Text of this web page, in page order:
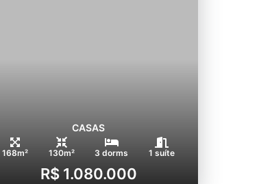
CASAS
168m² 130m² 3 dorms 1 suíte
R$ 1.080.000